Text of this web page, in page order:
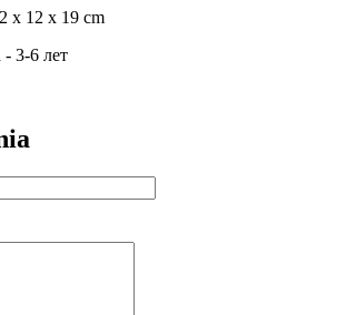
x 12 x 19 cm
- 3-6 лет